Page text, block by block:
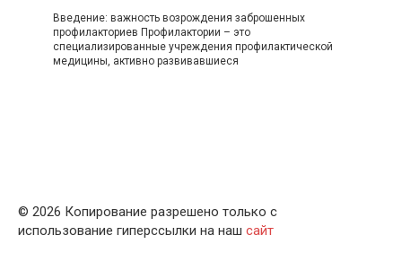
Введение: важность возрождения заброшенных
профилакториев Профилактории – это
специализированные учреждения профилактической
медицины, активно развивавшиеся
© 2026 Копирование разрешено только с
использование гиперссылки на наш сайт